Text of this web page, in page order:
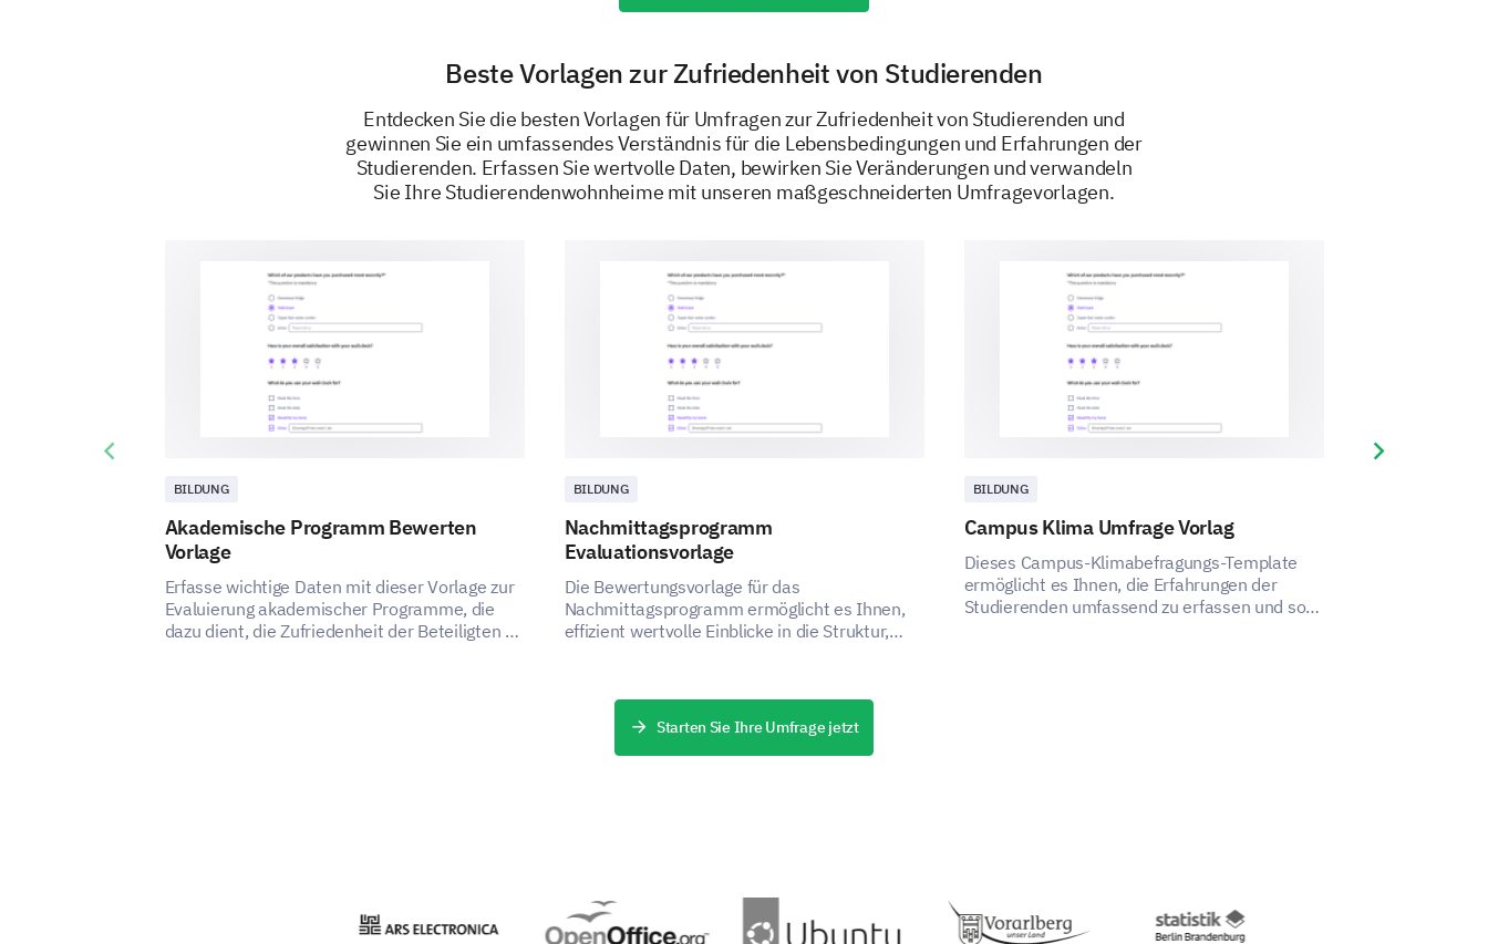
Is there any other factor that is important for you when choosing a student
BEREITGESTELLT VON
Beste Vorlagen zur Zufriedenheit von Studierenden
Entdecken Sie die besten Vorlagen für Umfragen zur Zufriedenheit von Studierenden und
gewinnen Sie ein umfassendes Verständnis für die Lebensbedingungen und Erfahrungen der
Studierenden. Erfassen Sie wertvolle Daten, bewirken Sie Veränderungen und verwandeln
Sie Ihre Studierendenwohnheime mit unseren maßgeschneiderten Umfragevorlagen.
BILDUNG
Akademische Programm Bewerten
Vorlage
Erfasse wichtige Daten mit dieser Vorlage zur
Evaluierung akademischer Programme, die
dazu dient, die Zufriedenheit der Beteiligten zu
BILDUNG
Nachmittagsprogramm
Evaluationsvorlage
Die Bewertungsvorlage für das
Nachmittagsprogramm ermöglicht es Ihnen,
effizient wertvolle Einblicke in die Struktur,
BILDUNG
Campus Klima Umfrage Vorlag
Dieses Campus-Klimabefragungs-Template
ermöglicht es Ihnen, die Erfahrungen der
Studierenden umfassend zu erfassen und so
Previous slide Next slide
Starten Sie Ihre Umfrage jetzt